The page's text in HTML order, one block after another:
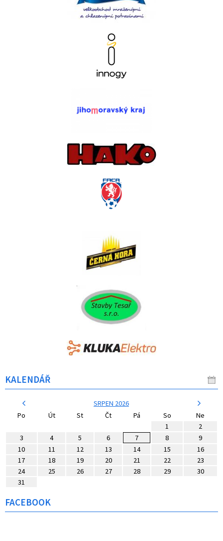
KALENDÁŘ
SRPEN 2026
Po
Út St Čt Pá So
Ne
1
2
3
4 5 6 7 8
9
10
11 12 13 14 15
16
17
18 19 20 21 22
23
24
25 26 27 28 29
30
31
FACEBOOK